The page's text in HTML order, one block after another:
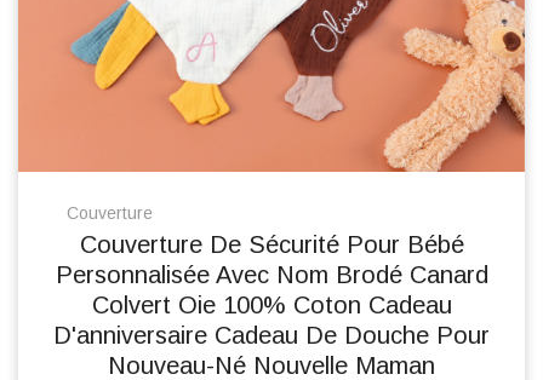
Couverture
Couverture De Sécurité Pour Bébé
Personnalisée Avec Nom Brodé Canard
Colvert Oie 100% Coton Cadeau
D'anniversaire Cadeau De Douche Pour
Nouveau-Né Nouvelle Maman